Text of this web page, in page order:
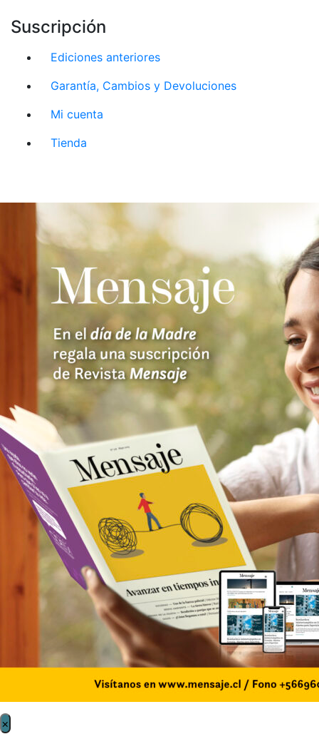
Suscripción
Ediciones anteriores
Garantía, Cambios y Devoluciones
Mi cuenta
Tienda
×